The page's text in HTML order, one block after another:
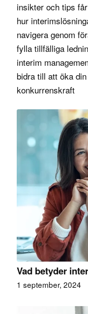
insikter och tips
hur
navigera genom
fylla tillfälliga
interim
bidra till att öka
konkurrenskraft
Vad betyder
1 september, 2024